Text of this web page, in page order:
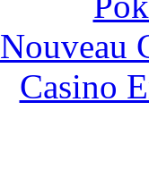
Nouveau
Casino